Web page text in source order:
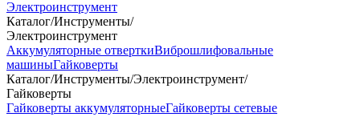
Электроинструмент
Каталог/Инструменты/
Электроинструмент
Аккумуляторные отверткиВиброшлифовальные
машиныГайковерты
Каталог/Инструменты/Электроинструмент/
Гайковерты
Гайковерты аккумуляторныеГайковерты сетевые